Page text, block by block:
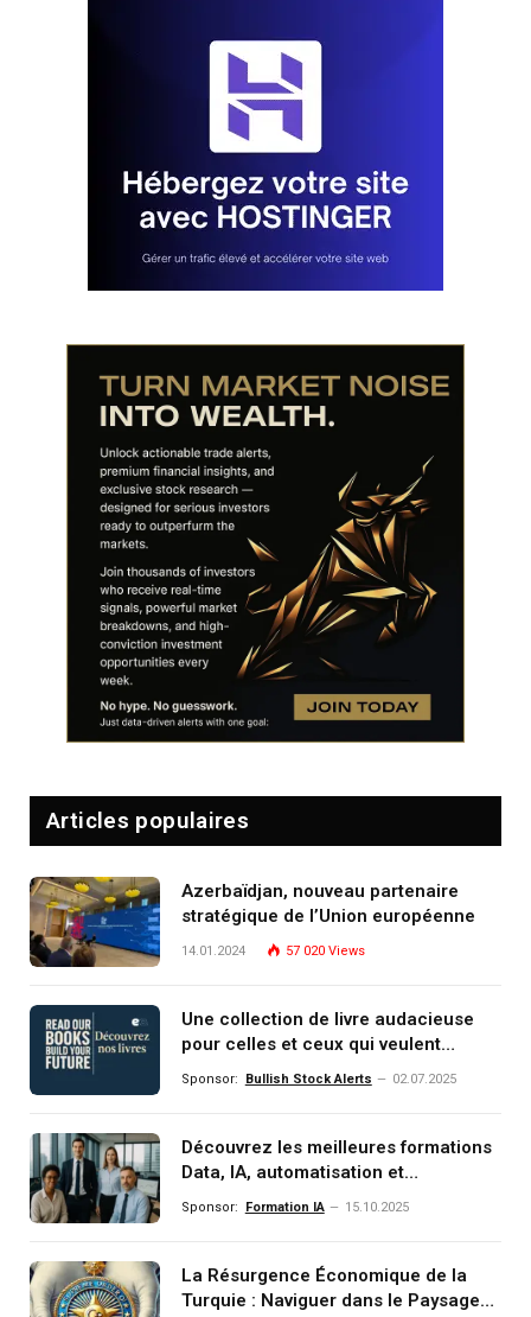
Articles populaires
Azerbaïdjan, nouveau partenaire
stratégique de l’Union européenne
14.01.2024 57 020 Views
Une collection de livre audacieuse
pour celles et ceux qui veulent
comprendre, investir et dominer le
Sponsor: Bullish Stock Alerts 02.07.2025
Découvrez les meilleures formations
Data, IA, automatisation et
investissement (gestion de
Sponsor: Formation IA 15.10.2025
La Résurgence Économique de la
Turquie : Naviguer dans le Paysage